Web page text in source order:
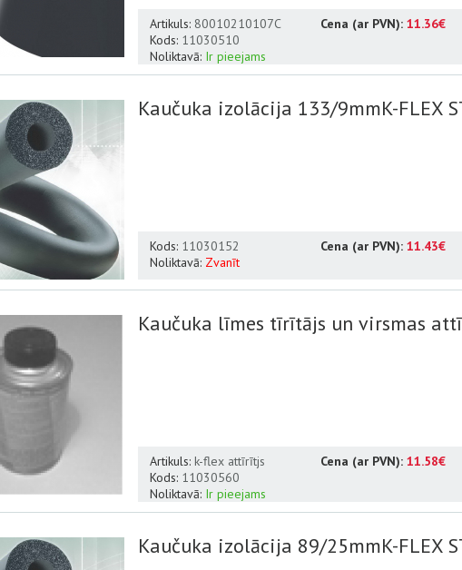
Cena (ar PVN): 11.36€
Artikuls: 80010210107C
Kods: 11030510
Noliktavā: Ir pieejams
Kaučuka izolācija 133/9mmK-FLEX
Cena (ar PVN): 11.43€
Kods: 11030152
Noliktavā: Zvanīt
Kaučuka līmes tīrītājs un virsmas
Cena (ar PVN): 11.58€
Artikuls: k-flex attīrītjs
Kods: 11030560
Noliktavā: Ir pieejams
Kaučuka izolācija 89/25mmK-FLEX